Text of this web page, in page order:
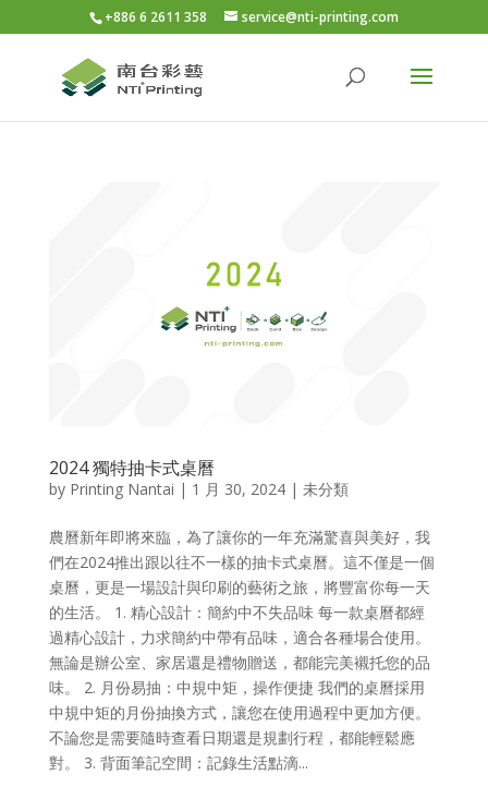
+886 6 2611 358 service@nti-printing.com
2024 獨特抽卡式桌曆
by Printing Nantai | 1 月 30, 2024| 未分類
農曆新年即將來臨，為了讓你的一年充滿驚喜與美好，我
們在2024推出跟以往不一樣的抽卡式桌曆。這不僅是一個
桌曆，更是一場設計與印刷的藝術之旅，將豐富你每一天
的生活。 1. 精心設計：簡約中不失品味 每一款桌曆都經
過精心設計，力求簡約中帶有品味，適合各種場合使用。
無論是辦公室、家居還是禮物贈送，都能完美襯托您的品
味。 2. 月份易抽：中規中矩，操作便捷 我們的桌曆採用
中規中矩的月份抽換方式，讓您在使用過程中更加方便。
不論您是需要隨時查看日期還是規劃行程，都能輕鬆應
對。 3. 背面筆記空間：記錄生活點滴...